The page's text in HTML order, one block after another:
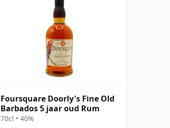
Foursquare Doorly's Fine Old
Barbados 5 jaar oud Rum
70cl • 40%